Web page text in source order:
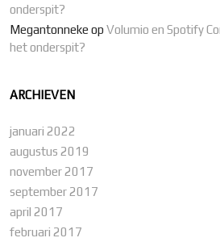
onderspit?
Megantonneke op Volumio en Spotify
het onderspit?
ARCHIEVEN
januari 2022
augustus 2019
november 2017
september 2017
april 2017
februari 2017